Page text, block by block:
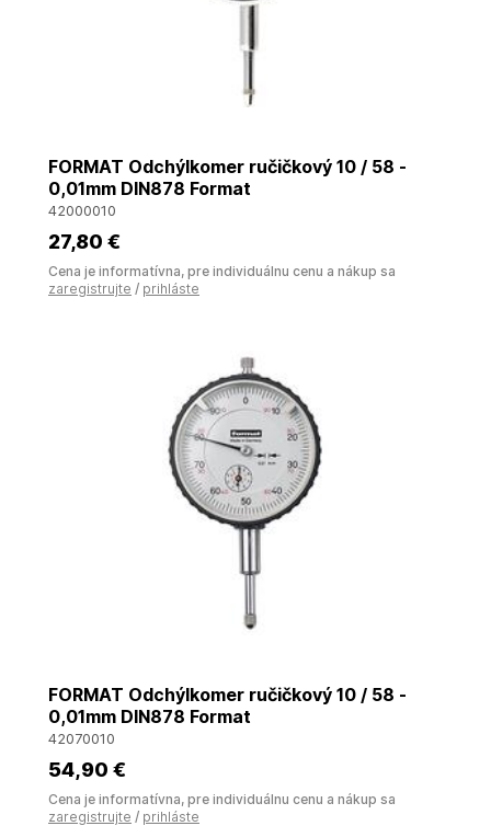
FORMAT Odchýlkomer ručičkový 10 / 58 -
0,01mm DIN878 Format
42000010
27,80 €
Cena je informatívna, pre individuálnu cenu a nákup sa
zaregistrujte / prihláste
FORMAT Odchýlkomer ručičkový 10 / 58 -
0,01mm DIN878 Format
42070010
54,90 €
Cena je informatívna, pre individuálnu cenu a nákup sa
zaregistrujte / prihláste